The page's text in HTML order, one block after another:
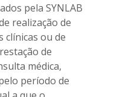
pela SYNLAB
realização de
clínicas ou de
de
médica,
período de